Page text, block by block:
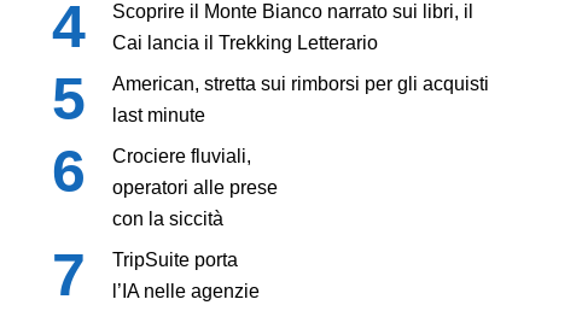
Scoprire il Monte Bianco narrato sui libri, il
Cai lancia il Trekking Letterario
American, stretta sui rimborsi per gli acquisti
last minute
Crociere fluviali,
operatori alle prese
con la siccità
TripSuite porta
l’IA nelle agenzie